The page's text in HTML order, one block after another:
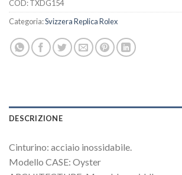
COD:TXDG154
Categoria:Svizzera Replica Rolex
DESCRIZIONE
Cinturino: acciaio inossidabile.
Modello CASE: Oyster